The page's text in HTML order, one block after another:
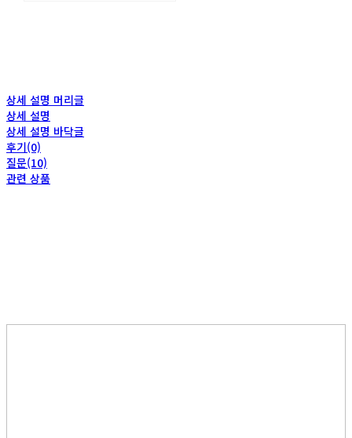
상세 설명 머리글
상세 설명
상세 설명 바닥글
후기(0)
질문(10)
관련 상품